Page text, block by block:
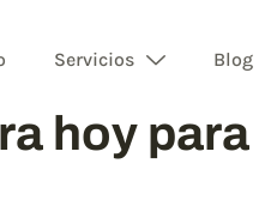
Servicios Blog
hoy